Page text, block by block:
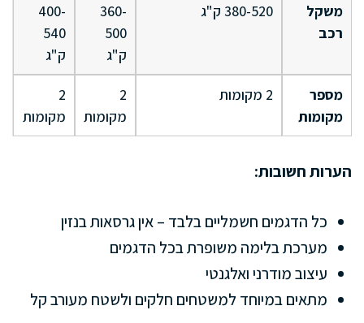
משקל
רכב
380-520 ק"ג
360-
500
ק"ג
400-
540
ק"ג
מספר
מקומות
2 מקומות
2
מקומות
2
מקומות
הערות חשובות:
כל הדגמים חשמליים בלבד – אין גרסאות בנזין
מערכת בלימה משופרת בכל הדגמים
עיצוב מודרני ואלגנטי
מתאים במיוחד למשטחים חלקים ולשטח מעורב קל